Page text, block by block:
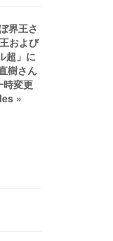
界王さ
および
超」に
樹さん
時変更
»